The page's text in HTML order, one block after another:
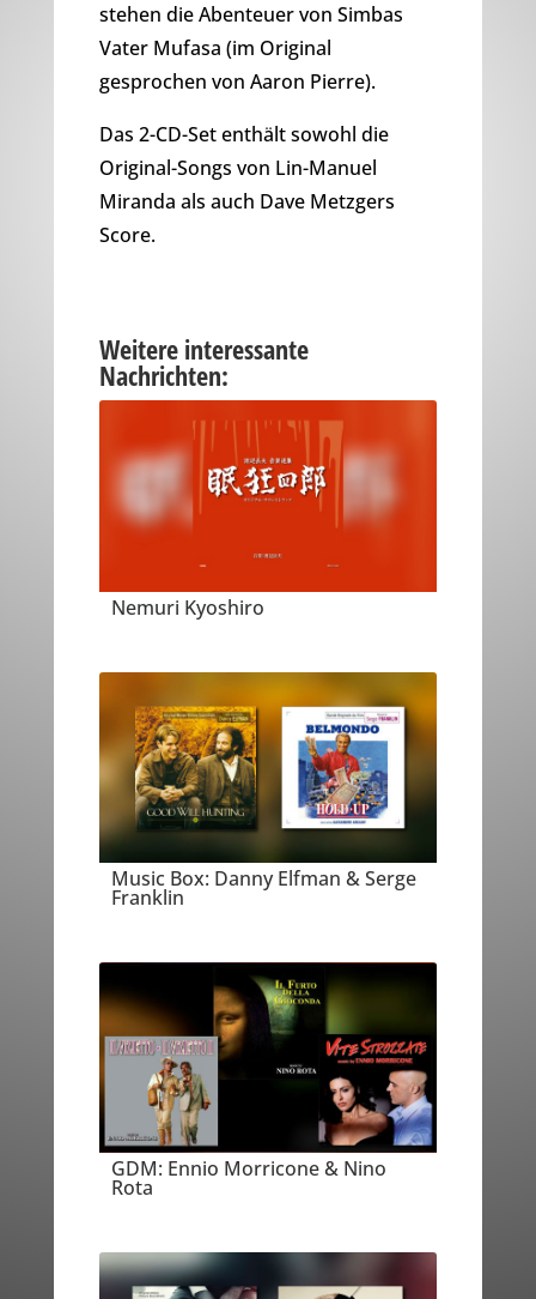
stehen die Abenteuer von Simbas
Vater Mufasa (im Original
gesprochen von Aaron Pierre).
Das 2-CD-Set enthält sowohl die
Original-Songs von Lin-Manuel
Miranda als auch Dave Metzgers
Score.
Weitere interessante
Nachrichten:
Nemuri Kyoshiro
Music Box: Danny Elfman & Serge
Franklin
GDM: Ennio Morricone & Nino
Rota